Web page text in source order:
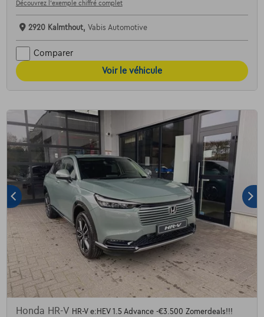
Découvrez l’exemple chiffré complet
2920 Kalmthout, Vabis Automotive
Comparer
Voir le véhicule
Honda HR-V HR-V e:HEV 1.5 Advance -€3.500 Zomerdeals!!!